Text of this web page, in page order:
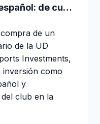
de cuál
de un
de la UD
Investments,
como
y
club en la